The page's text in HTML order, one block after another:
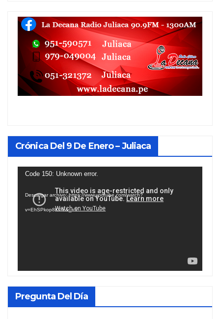
Crónica Del 9 De Enero – Juliaca
Reproductor
vídeo
Code 150: Unknown error.
Descargar archivo: https://www.youtube.com/watch?
v=EhSPkop8KPY&_=1
Pregunta Del Día